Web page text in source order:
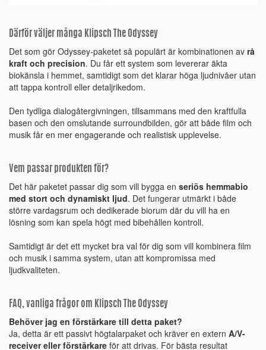
Därför väljer många Klipsch The Odyssey
Det som gör Odyssey-paketet så populärt är kombinationen av rå
kraft och precision. Du får ett system som levererar äkta
biokänsla i hemmet, samtidigt som det klarar höga ljudnivåer utan
att tappa kontroll eller detaljrikedom.
Den tydliga dialogåtergivningen, tillsammans med den kraftfulla
basen och den omslutande surroundbilden, gör att både film och
musik får en mer engagerande och realistisk upplevelse.
Vem passar produkten för?
Det här paketet passar dig som vill bygga en seriös hemmabio
med stort och dynamiskt ljud. Det fungerar utmärkt i både
större vardagsrum och dedikerade biorum där du vill ha en
lösning som kan spela högt med bibehållen kontroll.
Samtidigt är det ett mycket bra val för dig som vill kombinera film
och musik i samma system, utan att kompromissa med
ljudkvaliteten.
FAQ, vanliga frågor om Klipsch The Odyssey
Behöver jag en förstärkare till detta paket?
Ja, detta är ett passivt högtalarpaket och kräver en extern A/V-
receiver eller förstärkare för att drivas. För bästa resultat